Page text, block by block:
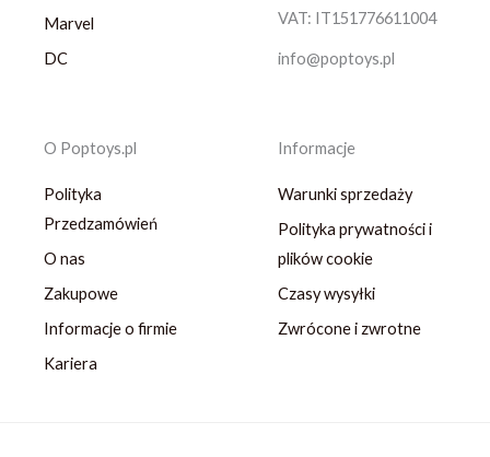
Marvel
DC
VAT: IT151776611004
info@poptoys.pl
O Poptoys.pl
Polityka
Przedzamówień
O nas
Zakupowe
Informacje o firmie
Kariera
Informacje
Warunki sprzedaży
Polityka prywatności i
plików cookie
Czasy wysyłki
Zwrócone i zwrotne